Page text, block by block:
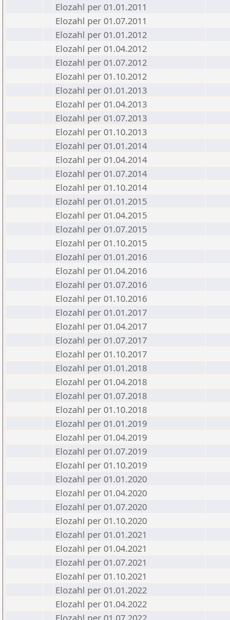
Elozahl per 01.01.2011
Elozahl per 01.07.2011
Elozahl per 01.01.2012
Elozahl per 01.04.2012
Elozahl per 01.07.2012
Elozahl per 01.10.2012
Elozahl per 01.01.2013
Elozahl per 01.04.2013
Elozahl per 01.07.2013
Elozahl per 01.10.2013
Elozahl per 01.01.2014
Elozahl per 01.04.2014
Elozahl per 01.07.2014
Elozahl per 01.10.2014
Elozahl per 01.01.2015
Elozahl per 01.04.2015
Elozahl per 01.07.2015
Elozahl per 01.10.2015
Elozahl per 01.01.2016
Elozahl per 01.04.2016
Elozahl per 01.07.2016
Elozahl per 01.10.2016
Elozahl per 01.01.2017
Elozahl per 01.04.2017
Elozahl per 01.07.2017
Elozahl per 01.10.2017
Elozahl per 01.01.2018
Elozahl per 01.04.2018
Elozahl per 01.07.2018
Elozahl per 01.10.2018
Elozahl per 01.01.2019
Elozahl per 01.04.2019
Elozahl per 01.07.2019
Elozahl per 01.10.2019
Elozahl per 01.01.2020
Elozahl per 01.04.2020
Elozahl per 01.07.2020
Elozahl per 01.10.2020
Elozahl per 01.01.2021
Elozahl per 01.04.2021
Elozahl per 01.07.2021
Elozahl per 01.10.2021
Elozahl per 01.01.2022
Elozahl per 01.04.2022
Elozahl per 01.07.2022